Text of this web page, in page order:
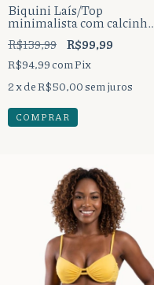
Biquini Laís/Top
minimalista com calcinha
cortininha um tira fio
dental.
R$139,99 R$99,99
R$94,99 comPix
2x deR$50,00sem juros
COMPRAR